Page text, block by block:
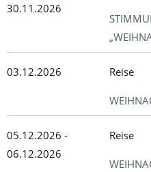
30.11.2026
03.12.2026 Reise
05.12.2026 -
06.12.2026
Reise